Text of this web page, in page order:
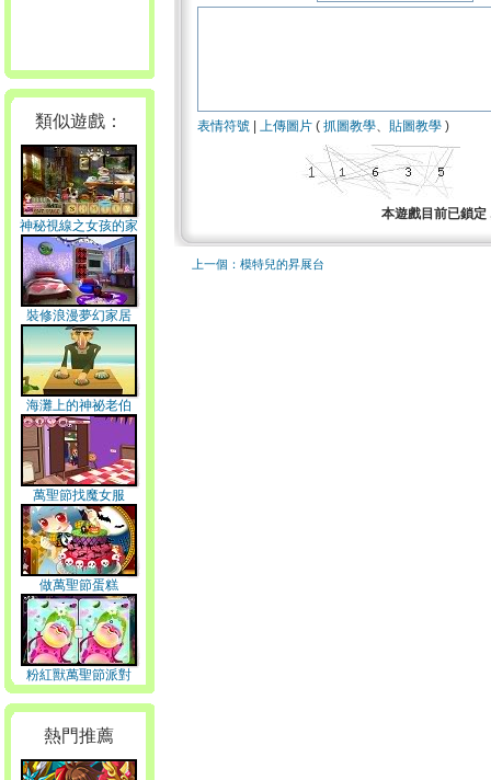
類似遊戲：
神秘視線之女孩的家
裝修浪漫夢幻家居
海灘上的神祕老伯
萬聖節找魔女服
做萬聖節蛋糕
粉紅獸萬聖節派對
熱門推薦
表情符號 上傳圖片 ( 抓圖教學、 貼圖教學 )
本遊戲目前已鎖定
上一個：模特兒的昇展台